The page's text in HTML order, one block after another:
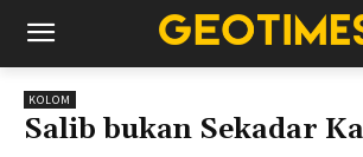
KOLOM
Salib bukan Sekadar